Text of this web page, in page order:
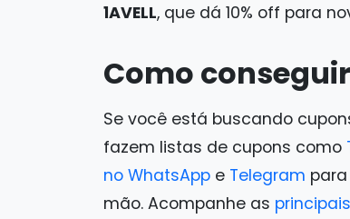
1AVELL, que dá 10% off para
Como
Se você está buscando
fazem listas de cupons como
no WhatsApp e Telegram
mão. Acompanhe as